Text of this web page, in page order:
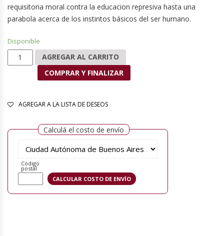
requisitoria moral contra la educacion represiva hasta una
parabola acerca de los instintos básicos del ser humano.
Disponible
El señor de las moscas cantidad
AGREGAR AL CARRITO
COMPRAR Y FINALIZAR
AGREGAR A LA LISTA DE DESEOS
Calculá el costo de envío
Código
postal